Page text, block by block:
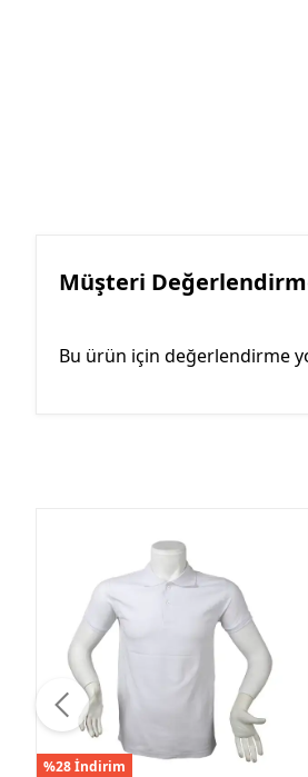
Müşteri
Bu ürün için değerlendirme
%28 İndirim